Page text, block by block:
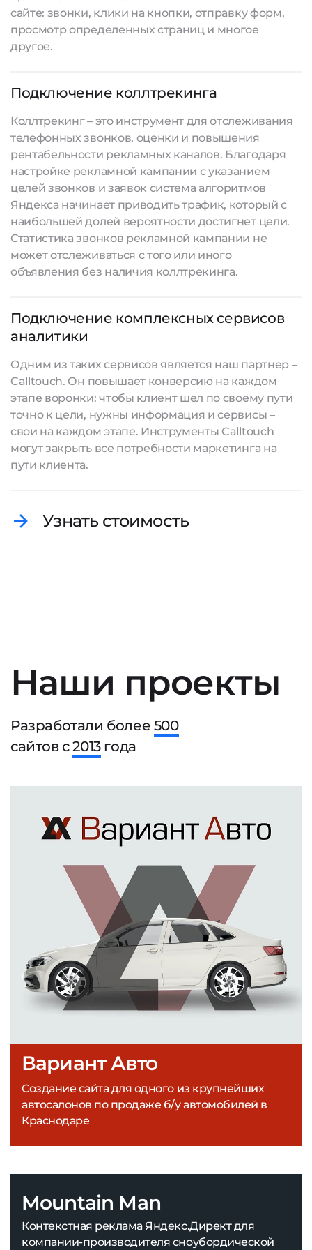
сайте: звонки, клики на кнопки, отправку форм,
просмотр определенных страниц и многое
другое.
Подключение коллтрекинга
Коллтрекинг – это инструмент для отслеживания
телефонных звонков, оценки и повышения
рентабельности рекламных каналов. Благодаря
настройке рекламной кампании с указанием
целей звонков и заявок система алгоритмов
Яндекса начинает приводить трафик, который с
наибольшей долей вероятности достигнет цели.
Статистика звонков рекламной кампании не
может отслеживаться с того или иного
объявления без наличия коллтрекинга.
Подключение комплексных сервисов
аналитики
Одним из таких сервисов является наш партнер –
Calltouch. Он повышает конверсию на каждом
этапе воронки: чтобы клиент шел по своему пути
точно к цели, нужны информация и сервисы –
свои на каждом этапе. Инструменты Calltouch
могут закрыть все потребности маркетинга на
пути клиента.
Узнать стоимость
Наши проекты
Разработали более 500
сайтов с2013года
Вариант Авто
Создание сайта для одного из крупнейших
автосалонов по продаже б/у автомобилей в
Краснодаре
Mountain Man
Контекстная реклама Яндекс.Директ для
компании-производителя сноубордической